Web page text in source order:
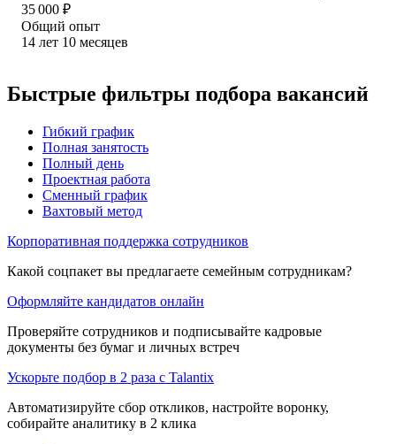
35 000 ₽
Общий опыт
14 лет 10 месяцев
Быстрые фильтры подбора вакансий
Гибкий график
Полная занятость
Полный день
Проектная работа
Сменный график
Вахтовый метод
Корпоративная поддержка сотрудников
Какой соцпакет вы предлагаете семейным сотрудникам?
Оформляйте кандидатов онлайн
Проверяйте сотрудников и подписывайте кадровые
документы без бумаг и личных встреч
Ускорьте подбор в 2 раза с Talantix
Автоматизируйте сбор откликов, настройте воронку,
собирайте аналитику в 2 клика